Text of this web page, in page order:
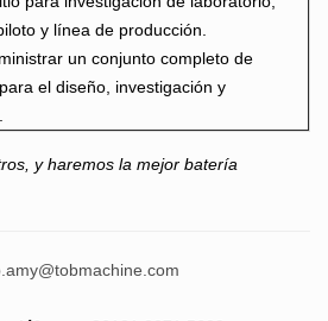
y línea de producción.
un conjunto completo de
el diseño, investigación y
y haremos la mejor batería